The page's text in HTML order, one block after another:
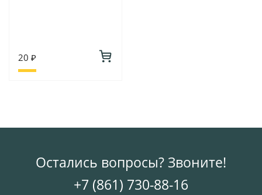
20 ₽
Остались вопросы? Звоните!
+7 (861) 730-88-16